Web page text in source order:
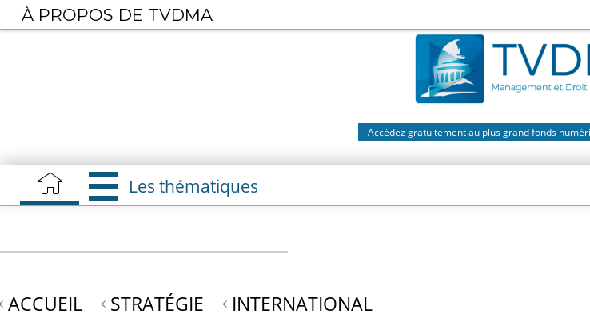
Aller
au
Accédez gratuitement au plus grand fonds
Les thématiques
ACCUEIL STRATÉGIE INTERNATIONAL
À PROPOS DE TVDMA